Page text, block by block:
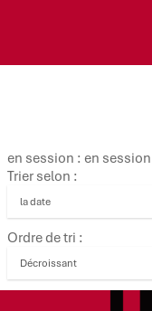
en session : en session
Trier selon :
Ordre de tri :